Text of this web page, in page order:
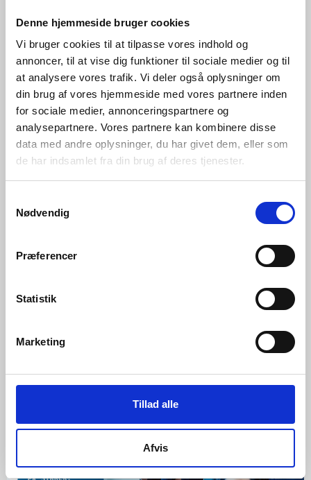
Denne hjemmeside bruger cookies
Vi bruger cookies til at tilpasse vores indhold og
annoncer, til at vise dig funktioner til sociale medier og til
at analysere vores trafik. Vi deler også oplysninger om
din brug af vores hjemmeside med vores partnere inden
for sociale medier, annonceringspartnere og
analysepartnere. Vores partnere kan kombinere disse
data med andre oplysninger, du har givet dem, eller som
de har indsamlet fra din brug af deres tjenester.
Nødvendig
Præferencer
Statistik
Marketing
Tillad alle
Afvis
Hvordan fordeler man kontorarbejdspladserne på et
Universitetshospital tog fat i vores specialister for at
eksperiment ud af.
vigtige samtale om
cybersikkerhed